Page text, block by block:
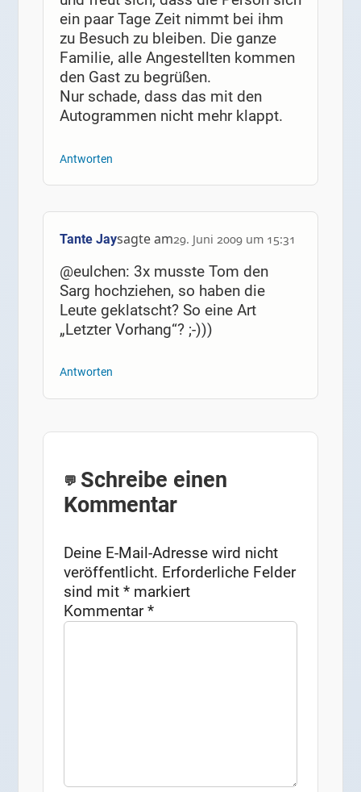
ein paar Tage Zeit nimmt bei ihm
zu Besuch zu bleiben. Die ganze
Familie, alle Angestellten kommen
den Gast zu begrüßen.
Nur schade, dass das mit den
Autogrammen nicht mehr klappt.
Antworten
Tante Jaysagte am29. Juni 2009 um 15:31
@eulchen: 3x musste Tom den
Sarg hochziehen, so haben die
Leute geklatscht? So eine Art
„Letzter Vorhang“? ;-)))
Antworten
Schreibe einen
Kommentar
Deine E-Mail-Adresse wird nicht
veröffentlicht. Erforderliche Felder
sind mit* markiert
Kommentar*